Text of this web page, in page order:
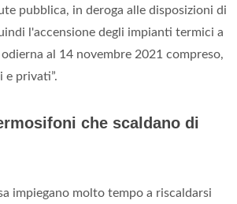
pubblica, in deroga alle disposizioni di
l'accensione degli impianti termici a
al 14 novembre 2021 compreso,
e privati”.
che scaldano di
impiegano molto tempo a riscaldarsi